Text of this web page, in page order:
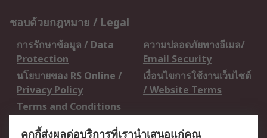
ชอบด้วยกฎหมาย / Legal
การรักษาข้อมูล / Data
Protection
ความปลอดภัยทางอีเมล/
Email Security
นโยบายของ RS Online /
Privacy Policy
เงื่อนไขการใช้งานเว็บไซต์
/ Website Terms
Terms and Conditions
คุกกี้ส่งผลต่อบริการที่เรานำเสนอแก่คุณ